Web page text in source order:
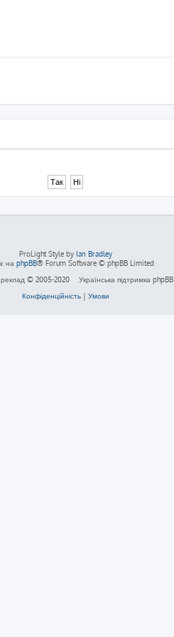
ProLight Style by Ian Bradley
на phpBB® Forum Software © phpBB Limited
© 2005-2020
Українська підтримка phpBB
Конфіденційність| Умови